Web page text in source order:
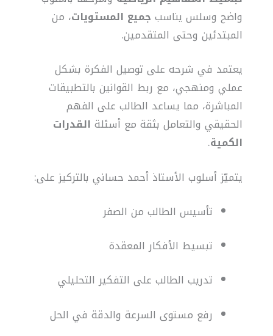
واضح وسلس يناسب جميع المستويات، من
المبتدئين وحتى المتقدمين.
يعتمد في شرحه على توصيل الفكرة بشكل
عملي ومنهجي، مع ربط القوانين بالتطبيقات
المباشرة، مما يساعد الطالب على الفهم
الحقيقي والتعامل بثقة مع أسئلة القدرات
الكمية.
يتميّز أسلوب الأستاذ أحمد حساني بالتركيز على:
تأسيس الطالب من الصفر
تبسيط الأفكار المعقدة
تدريب الطالب على التفكير التحليلي
رفع مستوى السرعة والدقة في الحل